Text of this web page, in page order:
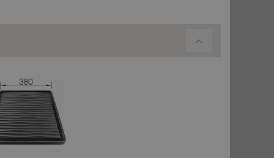
sledování
vložená do
používá novou